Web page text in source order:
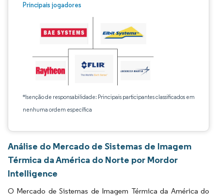
Principais jogadores
*Isenção de responsabilidade: Principais participantes classificados em
nenhuma ordem específica
Análise do Mercado de Sistemas de Imagem
Térmica da América do Norte por Mordor
Intelligence
O Mercado de Sistemas de Imagem Térmica da América do